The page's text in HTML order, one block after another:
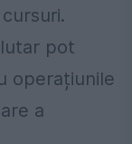
pot
operațiunile
a